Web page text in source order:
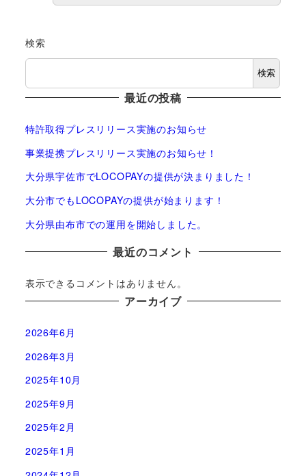
検索
検索
最近の投稿
特許取得プレスリリース実施のお知らせ
事業提携プレスリリース実施のお知らせ！
大分県宇佐市でLOCOPAYの提供が決まりました！
大分市でもLOCOPAYの提供が始まります！
大分県由布市での運用を開始しました。
最近のコメント
表示できるコメントはありません。
アーカイブ
2026年6月
2026年3月
2025年10月
2025年9月
2025年2月
2025年1月